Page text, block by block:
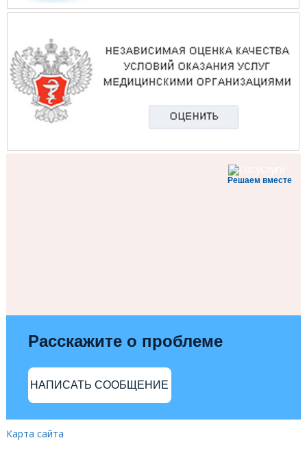
Решаем вместе
Расскажите о проблеме
НАПИСАТЬ СООБЩЕНИЕ
Карта сайта